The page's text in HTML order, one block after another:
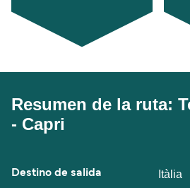
Resumen de la ruta:
- Capri
Destino de salida Itàlia